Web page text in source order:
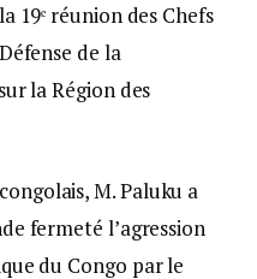
19ᵉ réunion des Chefs
de la
la Région des
M. Paluku a
fermeté l’agression
du Congo par le